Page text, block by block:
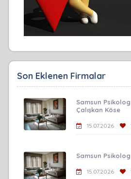
Son Eklenen Firmalar
Samsun
Çalışkan Köse
15.07.2026
Samsun
15.07.2026